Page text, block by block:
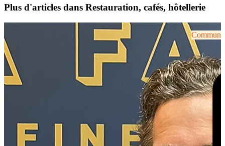
Plus d'articles dans Restauration, cafés, hôtellerie